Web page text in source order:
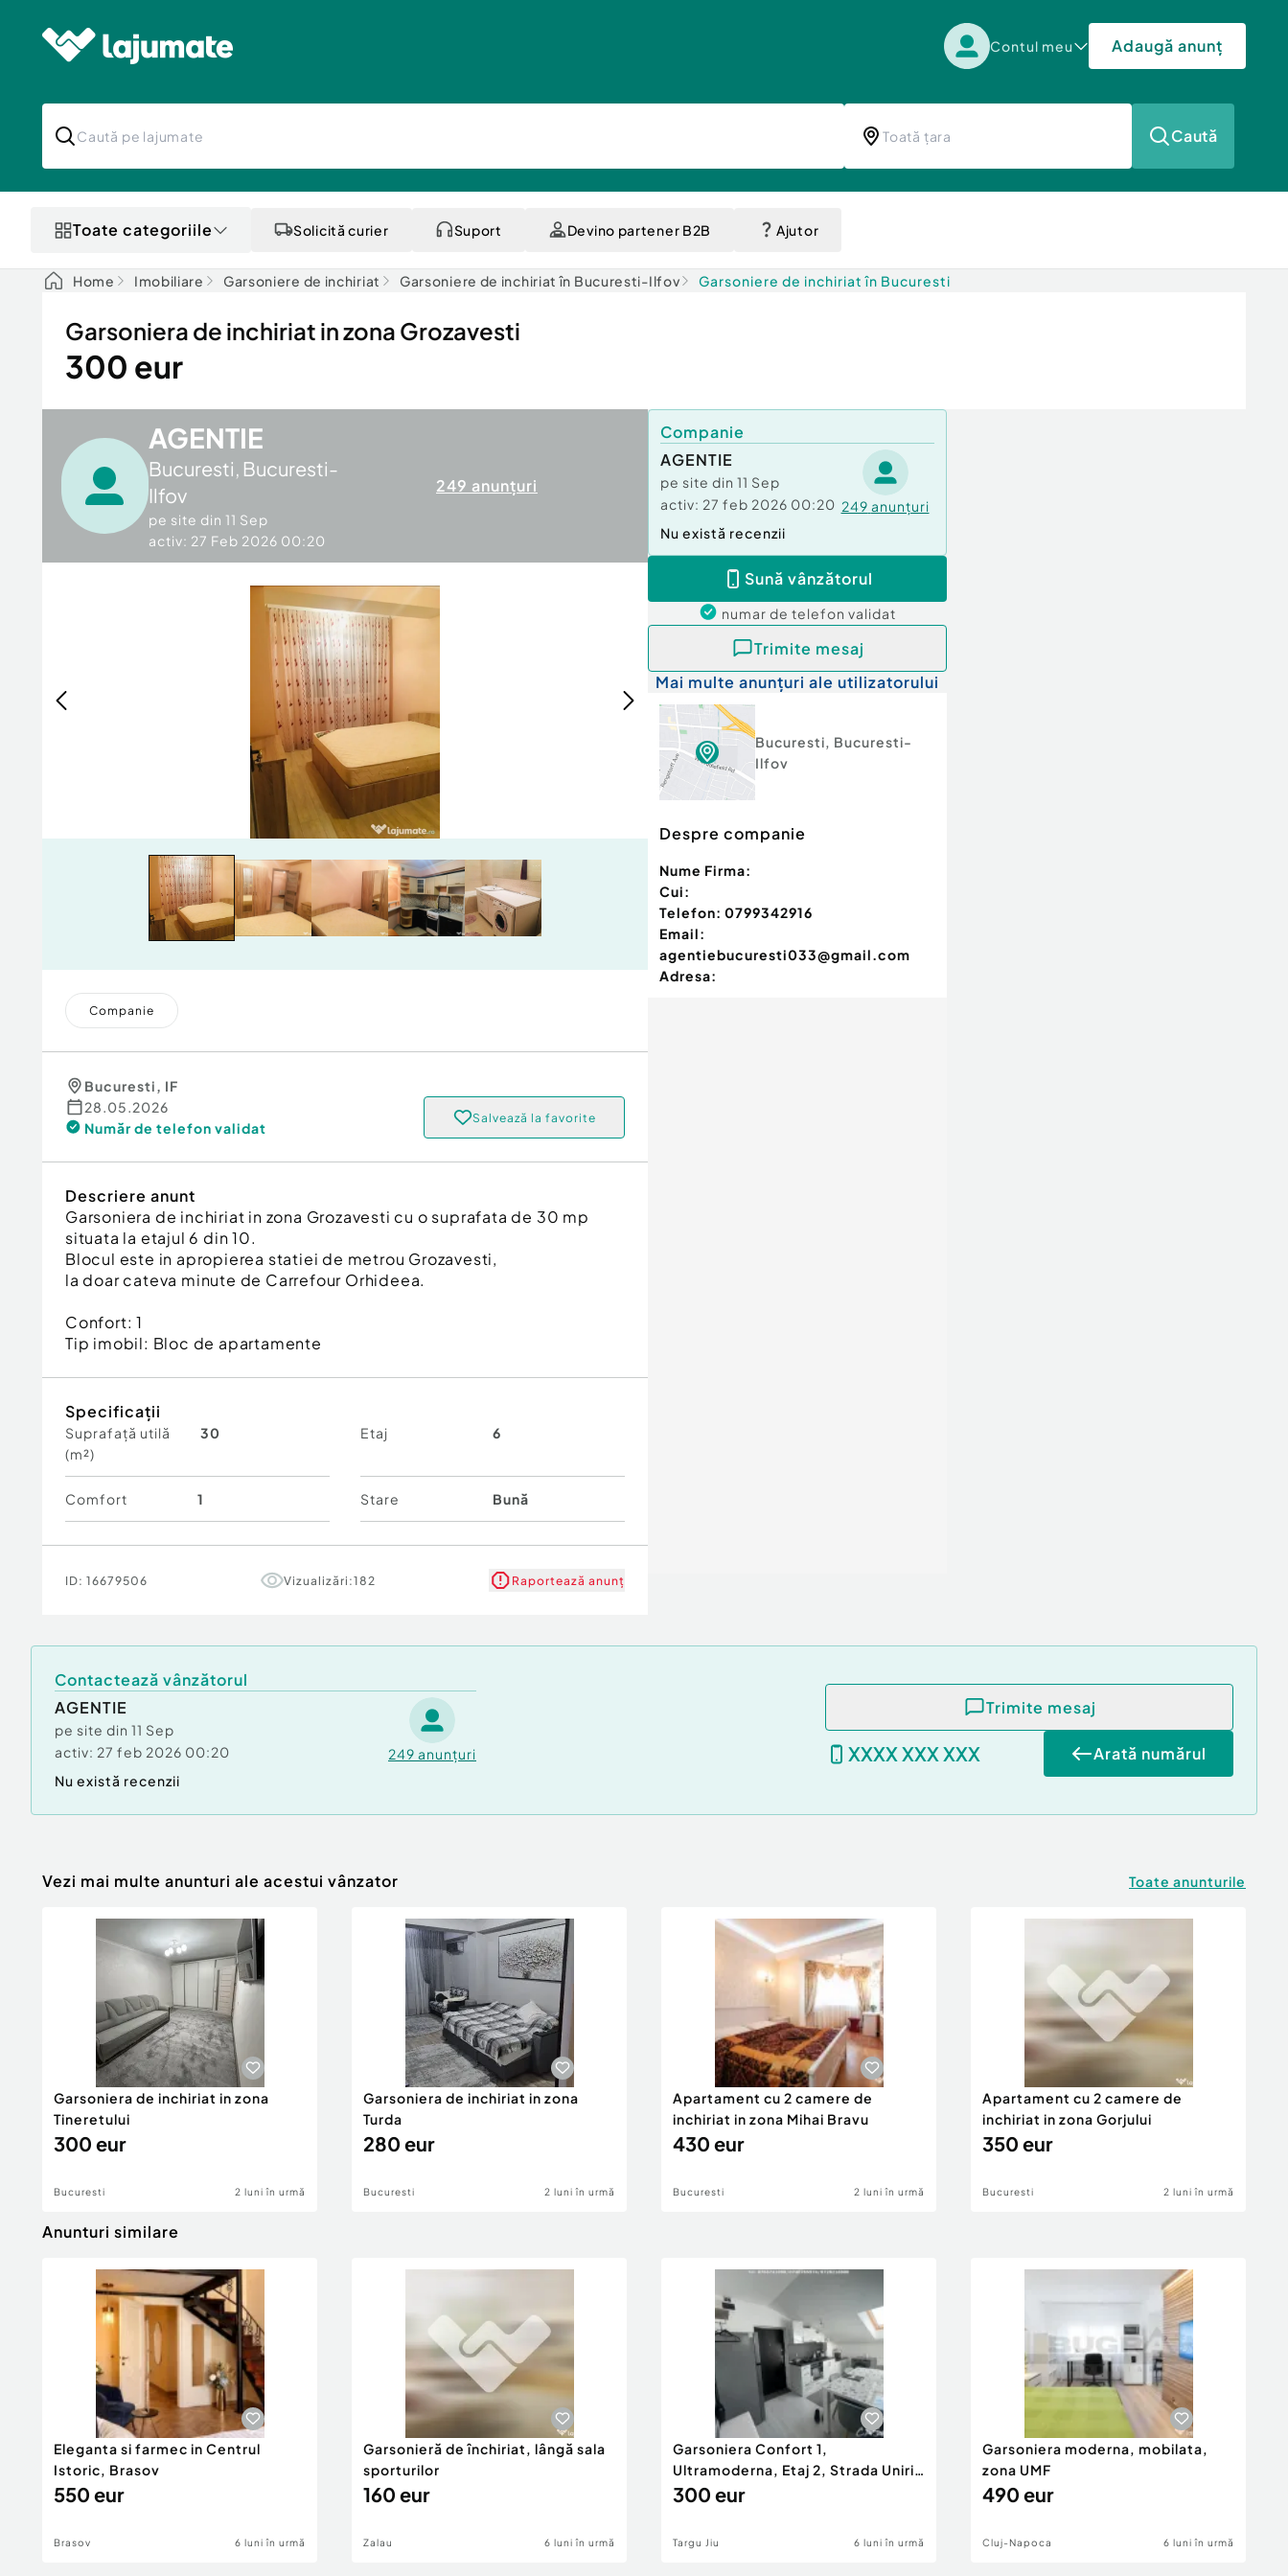
Contul meu Adaugă anunț
Caută
Toate categoriile Solicită curier Suport Devino partener B2B Ajutor
Home Imobiliare Garsoniere de inchiriat Garsoniere de inchiriat în Bucuresti-Ilfov Garsoniere de inchiriat în Bucuresti
Garsoniera de inchiriat in zona Grozavesti
300 eur
AGENTIE
Bucuresti, Bucuresti-
Ilfov
pe site din 11 Sep
activ: 27 Feb 2026 00:20
249 anunțuri
Companie
Bucuresti, IF
28.05.2026
Număr de telefon validat
Salvează la favorite
Descriere anunt
Garsoniera de inchiriat in zona Grozavesti cu o suprafata de 30 mp
situata la etajul 6 din 10.
Blocul este in apropierea statiei de metrou Grozavesti,
la doar cateva minute de Carrefour Orhideea.
Confort:1
Tip imobil: Bloc de apartamente
Specificații
Suprafață utilă
(m²)
30 Etaj 6
Comfort 1 Stare Bună
ID: 16679506 Vizualizări:182 Raportează anunț
Companie
AGENTIE
pe site din 11 Sep
activ: 27 feb 2026 00:20 249 anunțuri
Nu există recenzii
Sună vânzătorul
numar de telefon validat
Trimite mesaj
Mai multe anunțuri ale utilizatorului
Bucuresti, Bucuresti-
Ilfov
Despre companie
Nume Firma:
Cui:
Telefon: 0799342916
Email:
agentiebucuresti033@gmail.com
Adresa:
Contactează vânzătorul
AGENTIE
pe site din 11 Sep
activ: 27 feb 2026 00:20 249 anunțuri
Nu există recenzii
Trimite mesaj
XXXX XXX XXX Arată numărul
Vezi mai multe anunturi ale acestui vânzator Toate anunturile
Garsoniera de inchiriat in zona
Tineretului
300 eur
Bucuresti 2 luni în urmă
Garsoniera de inchiriat in zona
Turda
280 eur
Bucuresti 2 luni în urmă
Apartament cu 2 camere de
inchiriat in zona Mihai Bravu
430 eur
Bucuresti 2 luni în urmă
Apartament cu 2 camere de
inchiriat in zona Gorjului
350 eur
Bucuresti 2 luni în urmă
Anunturi similare
Eleganta si farmec in Centrul
Istoric, Brasov
550 eur
Brasov 6 luni în urmă
Garsonieră de închiriat, lângă sala
sporturilor
160 eur
Zalau 6 luni în urmă
Garsoniera Confort 1,
Ultramoderna, Etaj 2, Strada Unirii
2
300 eur
Targu Jiu 6 luni în urmă
Garsoniera moderna, mobilata,
zona UMF
490 eur
Cluj-Napoca 6 luni în urmă